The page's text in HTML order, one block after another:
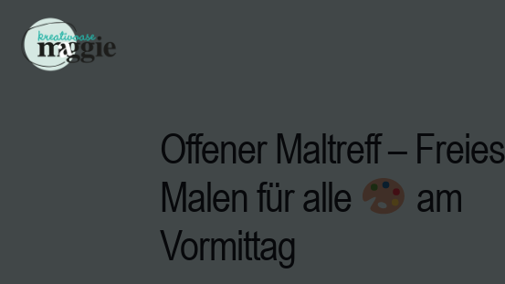
Offener Maltreff – Freies
Malen für alle
am
Vormittag